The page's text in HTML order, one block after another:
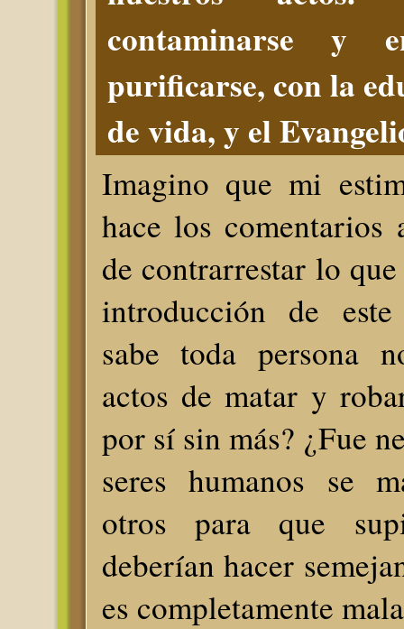
contaminarse y
purificarse, con la
de vida, y el
Imagino que mi
hace los comentarios
de contrarrestar lo
introducción de
sabe toda persona
actos de matar y
por sí sin más? ¿Fue
seres humanos se
otros para que
deberían hacer
es completamente